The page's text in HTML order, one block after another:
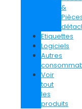
&
Etiquettes
Logiciels
Autres
Voir
tout
les
produits